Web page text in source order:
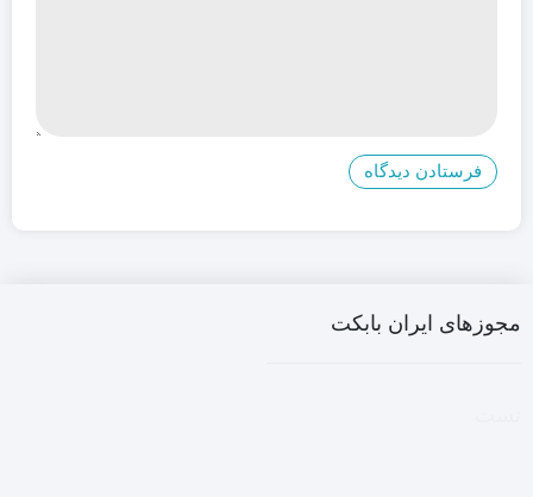
مجوزهای ایران بابکت